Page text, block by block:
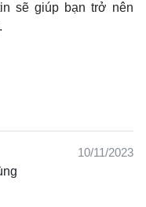
sẽ giúp bạn trở nên
10/11/2023